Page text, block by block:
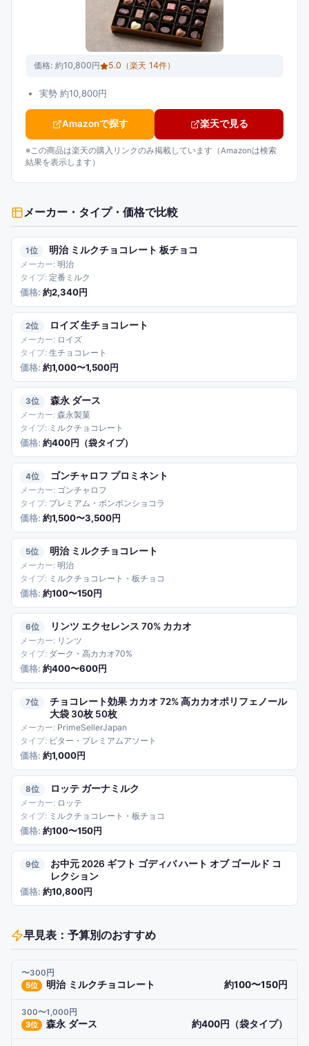
価格: 約10,800円 5.0 （楽天 14件）
実勢 約10,800円
Amazonで探す 楽天で見る
※この商品は楽天の購入リンクのみ掲載しています（Amazonは検索
結果を表示します）
メーカー・タイプ・価格で比較
1 明治 ミルクチョコレート 板チョコ
明治
定番ミルク
約2,340円
2 ロイズ 生チョコレート
ロイズ
生チョコレート
約1,000〜1,500円
3 森永 ダース
森永製菓
ミルクチョコレート
約400円（袋タイプ）
4 ゴンチャロフ プロミネント
ゴンチャロフ
プレミアム・ボンボンショコラ
約1,500〜3,500円
5 明治 ミルクチョコレート
明治
ミルクチョコレート・板チョコ
約100〜150円
6 リンツ エクセレンス 70% カカオ
リンツ
ダーク・高カカオ70%
約400〜600円
7
チョコレート効果 カカオ 72% 高カカオポリフェノール
大袋 30枚 50枚
PrimeSellerJapan
ビター・プレミアムアソート
約1,000円
8 ロッテ ガーナミルク
ロッテ
ミルクチョコレート・板チョコ
約100〜150円
9
お中元 2026 ギフト ゴディバ ハート オブ ゴールド コ
レクション
約10,800円
早見表：予算別のおすすめ
〜300円
5位 明治 ミルクチョコレート 約100〜150円
300〜1,000円
3位 森永 ダース 約400円（袋タイプ）